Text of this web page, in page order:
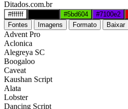
Ditados.com.br
#ffffff #5bd604 #7100e2
Fontes
Imagens Formato Baixar
Advent Pro
Aclonica
Alegreya SC
Boogaloo
Caveat
Kaushan Script
Alata
Lobster
Dancing Script